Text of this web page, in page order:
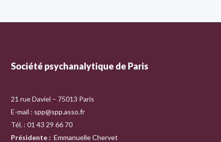
Société psychanalytique de Paris
21 rue Daviel – 75013 Paris
E-mail : spp@spp.asso.fr
Tél. : 01 43 29 66 70
Présidente : Emmanuelle Chervet